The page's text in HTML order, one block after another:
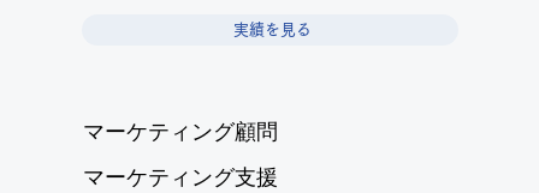
実績を見る
マーケティング顧問
マーケティング支援